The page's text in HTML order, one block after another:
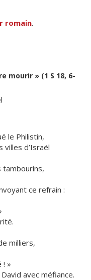
romain.
mourir » (1 S 18, 6-
le Philistin,
d’Israël
tambourins,
ce refrain :
milliers,
! »
avec méfiance.